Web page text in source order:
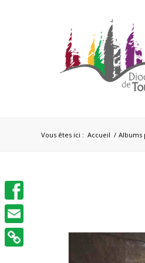
Vous êtes ici : Accueil / Albums
Facebook
Email